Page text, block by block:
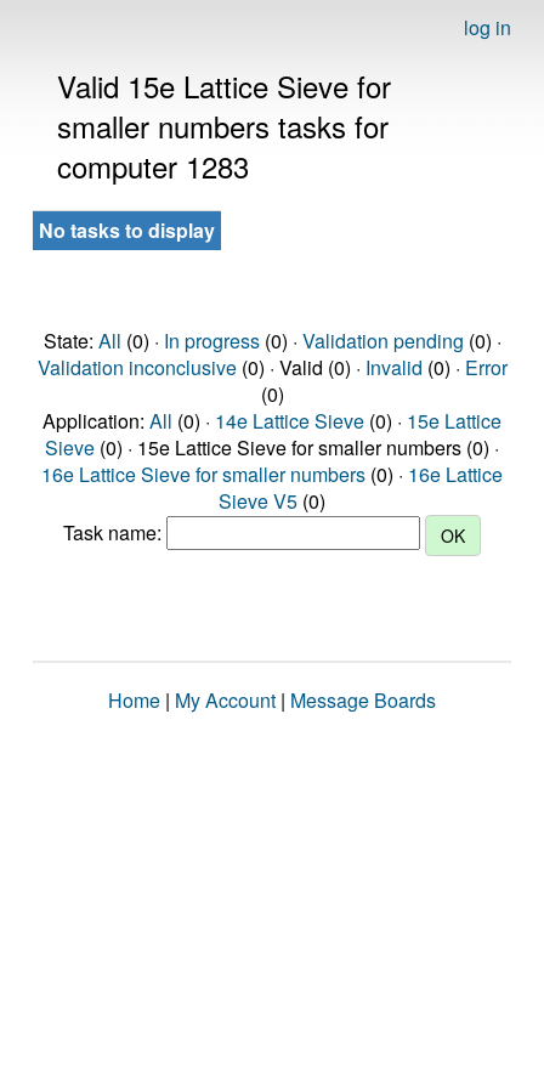
log in
Valid 15e Lattice Sieve for
smaller numbers tasks for
computer 1283
No tasks to display
State: All (0) · In progress(0) · Validation pending (0) ·
Validation inconclusive(0) · Valid (0) · Invalid (0) · Error
(0)
Application: All (0) · 14e Lattice Sieve (0) · 15e Lattice
Sieve (0) · 15e Lattice Sieve for smaller numbers (0) ·
16e Lattice Sieve for smaller numbers (0) · 16e Lattice
Sieve V5 (0)
Task name:
Home | My Account | Message Boards